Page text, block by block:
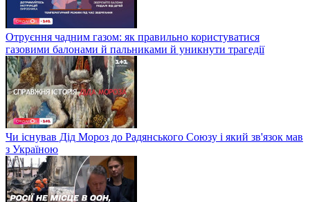
Отруєння чадним газом: як правильно користуватися
газовими балонами й пальниками й уникнути трагедії
Чи існував Дід Мороз до Радянського Союзу і який зв'язок мав
з Україною